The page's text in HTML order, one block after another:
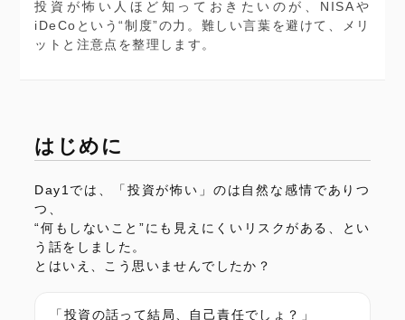
投資が怖い人ほど知っておきたいのが、NISAや
iDeCoという“制度”の力。難しい言葉を避けて、メリ
ットと注意点を整理します。
はじめに
Day1では、「投資が怖い」のは自然な感情でありつ
つ、
“何もしないこと”にも見えにくいリスクがある、とい
う話をしました。
とはいえ、こう思いませんでしたか？
「投資の話って結局、自己責任でしょ？」